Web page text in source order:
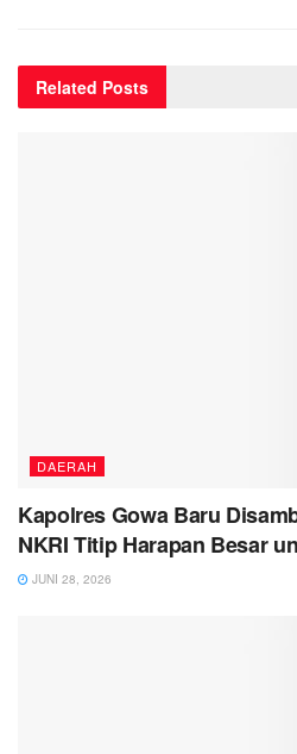
Related Posts
DAERAH
Kapolres Gowa Baru
NKRI Titip Harapan Besar
JUNI 28, 2026